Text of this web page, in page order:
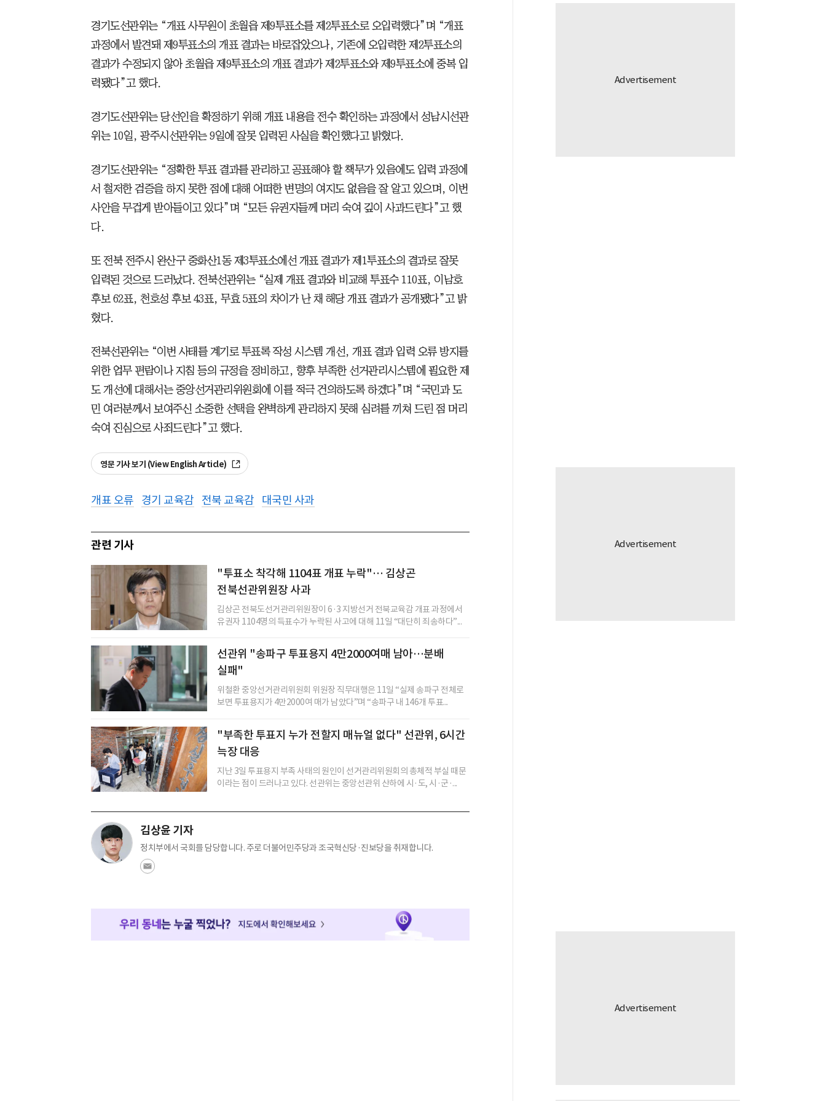
경기도선관위는 “개표 사무원이 초월읍 제9투표소를 제2투표소로 오입력했다”며 “개표
과정에서 발견돼 제9투표소의 개표 결과는 바로잡았으나, 기존에 오입력한 제2투표소의
결과가 수정되지 않아 초월읍 제9투표소의 개표 결과가 제2투표소와 제9투표소에 중복 입
력됐다”고 했다.
경기도선관위는 당선인을 확정하기 위해 개표 내용을 전수 확인하는 과정에서 성남시선관
위는 10일, 광주시선관위는 9일에 잘못 입력된 사실을 확인했다고 밝혔다.
경기도선관위는 “정확한 투표 결과를 관리하고 공표해야 할 책무가 있음에도 입력 과정에
서 철저한 검증을 하지 못한 점에 대해 어떠한 변명의 여지도 없음을 잘 알고 있으며, 이번
사안을 무겁게 받아들이고 있다”며 “모든 유권자들께 머리 숙여 깊이 사과드린다”고 했
다.
또 전북 전주시 완산구 중화산1동 제3투표소에선 개표 결과가 제1투표소의 결과로 잘못
입력된 것으로 드러났다. 전북선관위는 “실제 개표 결과와 비교해 투표수 110표, 이남호
후보 62표, 천호성 후보 43표, 무효 5표의 차이가 난 채 해당 개표 결과가 공개됐다”고 밝
혔다.
전북선관위는 “이번 사태를 계기로 투표록 작성 시스템 개선, 개표 결과 입력 오류 방지를
위한 업무 편람이나 지침 등의 규정을 정비하고, 향후 부족한 선거관리시스템에 필요한 제
도 개선에 대해서는 중앙선거관리위원회에 이를 적극 건의하도록 하겠다”며 “국민과 도
민 여러분께서 보여주신 소중한 선택을 완벽하게 관리하지 못해 심려를 끼쳐 드린 점 머리
숙여 진심으로 사죄드린다”고 했다.
영문 기사 보기 (View English Article)
개표 오류 경기 교육감 전북 교육감 대국민 사과
관련 기사
"투표소 착각해 1104표 개표 누락"… 김상곤
전북선관위원장 사과
김상곤 전북도선거관리위원장이 6·3 지방선거 전북교육감 개표 과정에서
유권자 1104명의 득표수가 누락된 사고에 대해 11일 “대단히 죄송하다”...
선관위 "송파구 투표용지 4만2000여매 남아…분배
실패"
위철환 중앙선거관리위원회 위원장 직무대행은 11일 “실제 송파구 전체로
보면 투표용지가 4만2000여 매가 남았다”며 “송파구 내 146개 투표...
"부족한 투표지 누가 전할지 매뉴얼 없다" 선관위, 6시간
늑장 대응
지난 3일 투표용지 부족 사태의 원인이 선거관리위원회의 총체적 부실 때문
이라는 점이 드러나고 있다. 선관위는 중앙선관위 산하에 시·도, 시·군·...
김상윤 기자
정치부에서 국회를 담당합니다. 주로 더불어민주당과 조국혁신당·진보당을 취재합니다.